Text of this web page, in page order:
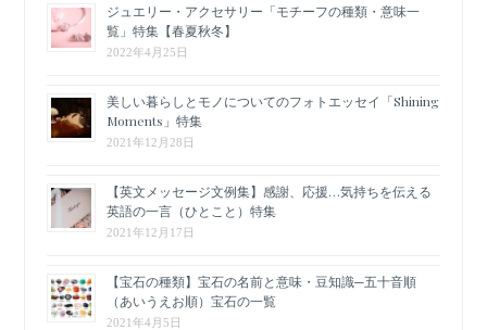
ジュエリー・アクセサリー「モチーフの種類・意味一
覧」特集【春夏秋冬】
2022年4月25日
美しい暮らしとモノについてのフォトエッセイ「Shining
Moments」特集
2021年12月28日
【英文メッセージ文例集】感謝、応援…気持ちを伝える
英語の一言（ひとこと）特集
2021年12月17日
【宝石の種類】宝石の名前と意味・豆知識─五十音順
（あいうえお順）宝石の一覧
2021年4月5日